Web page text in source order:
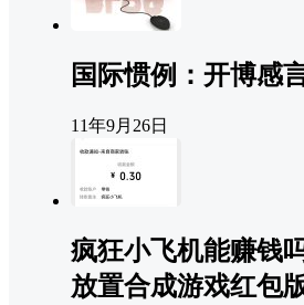
国际惯例：开博感言
11年9月26日
疯狂小飞机能赚钱
放置合成游戏红包